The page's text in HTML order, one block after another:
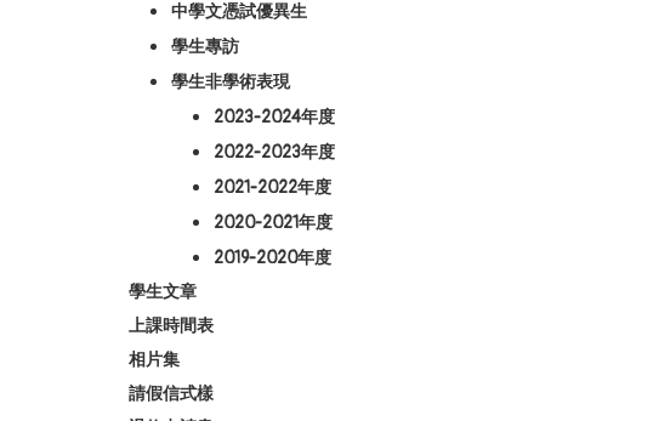
中學文憑試優異生
學生專訪
學生非學術表現
2023-2024年度
2022-2023年度
2021-2022年度
2020-2021年度
2019-2020年度
學生文章
上課時間表
相片集
請假信式樣